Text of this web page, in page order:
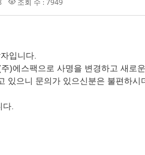
조회 수 : 7949
입니다.
)에스팩으로 사명을 변경하고 새로
있으니 문의가 있으신분은 불편하시
.